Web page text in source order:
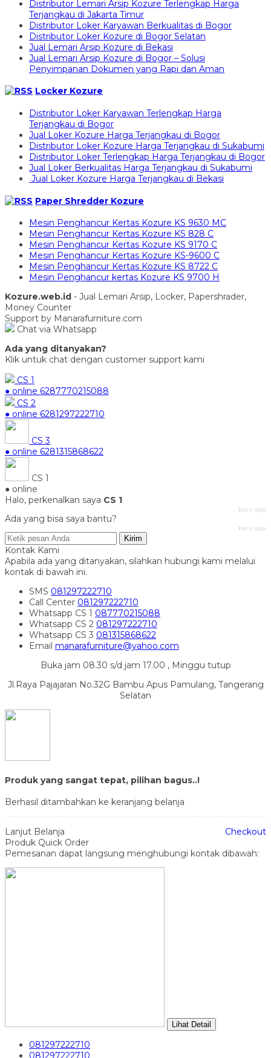
Distributor Lemari Arsip Kozure Terlengkap Harga
Terjangkau di Jakarta Timur
Distributor Loker Karyawan Berkualitas di Bogor
Distributor Loker Kozure di Bogor Selatan
Jual Lemari Arsip Kozure di Bekasi
Jual Lemari Arsip Kozure di Bogor – Solusi
Penyimpanan Dokumen yang Rapi dan Aman
Locker Kozure
Distributor Loker Karyawan Terlengkap Harga
Terjangkau di Bogor
Jual Loker Kozure Harga Terjangkau di Bogor
Distributor Loker Kozure Harga Terjangkau di Sukabumi
Distributor Loker Terlengkap Harga Terjangkau di Bogor
Jual Loker Berkualitas Harga Terjangkau di Sukabumi
Jual Loker Kozure Harga Terjangkau di Bekasi
Paper Shredder Kozure
Mesin Penghancur Kertas Kozure KS 9630 MC
Mesin Penghancur Kertas Kozure KS 828 C
Mesin Penghancur Kertas Kozure KS 9170 C
Mesin Penghancur Kertas Kozure KS-9600 C
Mesin Penghancur Kertas Kozure KS 8722 C
Mesin Penghancur kertas Kozure KS 9700 H
Kozure.web.id - Jual Lemari Arsip, Locker, Papershrader,
Money Counter
Support by Manarafurniture.com
Chat via Whatsapp
Ada yang ditanyakan?
Klik untuk chat dengan customer support kami
CS 1
● online 6287770215088
CS 2
● online 6281297222710
CS 3
● online 6281315868622
CS 1
● online
Halo, perkenalkan saya CS 1
baru saja
Ada yang bisa saya bantu?
baru saja
Kirim
Kontak Kami
Apabila ada yang ditanyakan, silahkan hubungi kami melalui
kontak di bawah ini.
SMS 081297222710
Call Center 081297222710
Whatsapp CS 1 087770215088
Whatsapp CS 2 081297222710
Whatsapp CS 3 081315868622
Email manarafurniture@yahoo.com
Buka jam 08.30 s/d jam 17.00 , Minggu tutup
Jl.Raya Pajajaran No.32G Bambu Apus Pamulang, Tangerang
Selatan
Produk yang sangat tepat, pilihan bagus..!
Berhasil ditambahkan ke keranjang belanja
Lanjut Belanja
Checkout
Produk Quick Order
Pemesanan dapat langsung menghubungi kontak dibawah:
Lihat Detail
081297222710
081297222710